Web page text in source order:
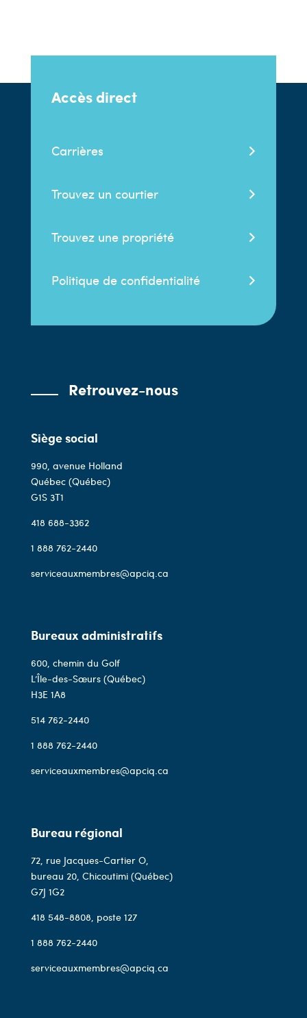
Accès direct
Carrières
Trouvez un courtier
Trouvez une propriété
Politique de confidentialité
Retrouvez-nous
Siège social
990, avenue Holland
Québec (Québec)
G1S 3T1
418 688-3362
1 888 762-2440
serviceauxmembres@apciq.ca
Bureaux administratifs
600, chemin du Golf
L’Île-des-Sœurs (Québec)
H3E 1A8
514 762-2440
1 888 762-2440
serviceauxmembres@apciq.ca
Bureau régional
72, rue Jacques-Cartier O,
bureau 20, Chicoutimi (Québec)
G7J 1G2
418 548-8808, poste 127
1 888 762-2440
serviceauxmembres@apciq.ca